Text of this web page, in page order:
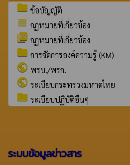
folder ข้อบัญญัติ
view_headline กฏหมายที่เกี่ยวข้อง
picture_as_pdf กฏหมายที่เกี่ยวข้อง
folder การจัดการองค์ความรู้ (KM)
public พรบ./พรก.
public ระเบียบกระทรวงมหาดไทย
folder ระเบียบปฏิบัติอื่นๆ
ระบบข้อมูลข่าวสาร